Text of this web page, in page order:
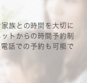
族との時間を大切に
トからの時間予約制
話での予約も可能で